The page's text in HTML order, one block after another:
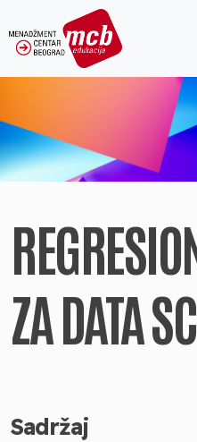
ZA DATA
Sadržaj